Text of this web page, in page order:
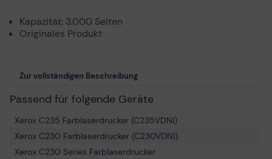
Kapazität: 3.000 Seiten
Originales Produkt
Zur vollständigen Beschreibung
Passend für folgende Geräte
Xerox C235 Farblaserdrucker (C235VDNI)
Xerox C230 Farblaserdrucker (C230VDNI)
Xerox C230 Series Farblaserdrucker